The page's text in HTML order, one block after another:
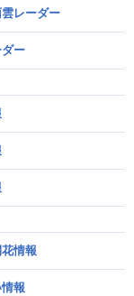
レーダー
ー
情報
報